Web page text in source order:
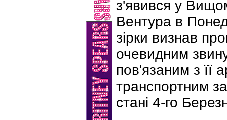
з'явився у
Вентура в
зірки визнав
очевидним
пов'язаним з її
транспортним
стані 4-го